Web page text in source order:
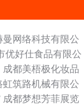
曼网络科技有限公
优好仕食品有限公
成都美梧极化妆品
虹筑路机械有限公
成都梦想芳菲展览